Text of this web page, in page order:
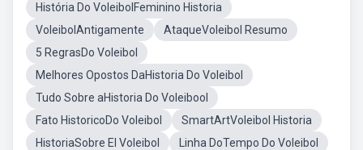
História Do VoleibolFeminino Historia
VoleibolAntigamente
AtaqueVoleibol Resumo
5 RegrasDo Voleibol
Melhores Opostos DaHistoria Do Voleibol
Tudo Sobre aHistoria Do Voleibool
Fato HistoricoDo Voleibol
SmartArtVoleibol Historia
HistoriaSobre El Voleibol
Linha DoTempo Do Voleibol